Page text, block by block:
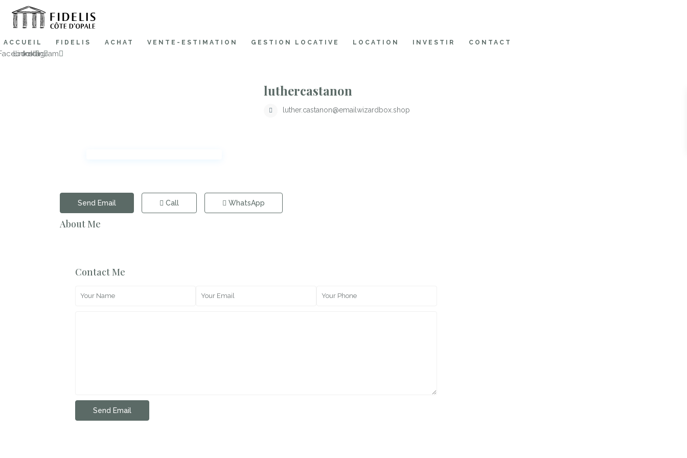
ACCUEIL FIDELIS ACHAT VENTE-ESTIMATION GESTION LOCATIVE LOCATION INVESTIR CONTACT
Linkedin
Instagram
luthercastanon
luther.castanon@emailwizardbox.shop
Send Email Call WhatsApp
About Me
Contact Me